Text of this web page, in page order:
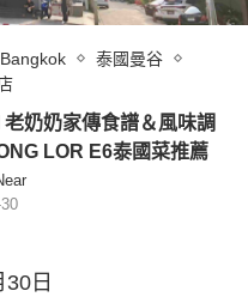
泰國曼谷
奶奶家傳食譜＆風味調
LOR E6泰國菜推薦
日